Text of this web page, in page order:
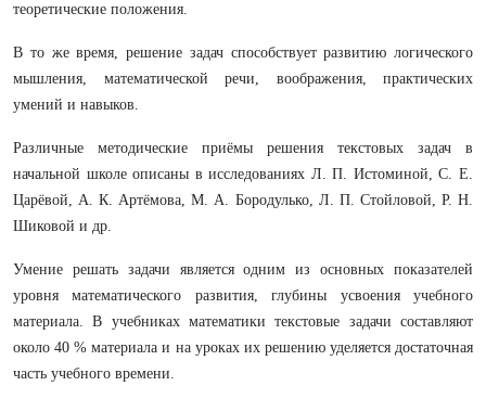
теоретические положения.
В то же время, решение задач способствует развитию логического
мышления, математической речи, воображения, практических
умений и навыков.
Различные методические приёмы решения текстовых задач в
начальной школе описаны в исследованиях Л. П. Истоминой, С. Е.
Царёвой, А. К. Артёмова, М. А. Бородулько, Л. П. Стойловой, Р. Н.
Шиковой и др.
Умение решать задачи является одним из основных показателей
уровня математического развития, глубины усвоения учебного
материала. В учебниках математики текстовые задачи составляют
около 40 % материала и на уроках их решению уделяется достаточная
часть учебного времени.